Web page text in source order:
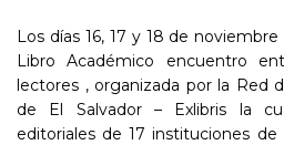
Los días 16, 17 y 18 de
Libro Académico encuentro
lectores , organizada por la Red
de El Salvador – Exlibris la
editoriales de 17 instituciones